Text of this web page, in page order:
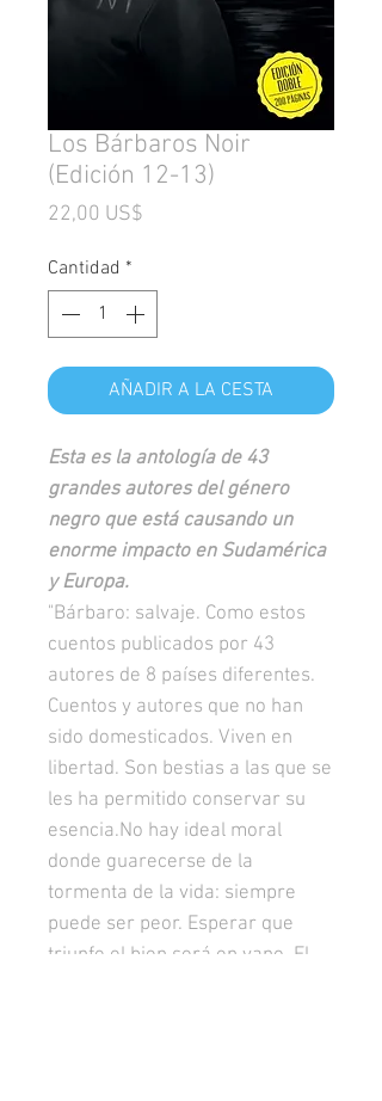
Los Bárbaros Noir
(Edición 12-13)
22,00 US$
Cantidad *
AÑADIR A LA CESTA
Esta es la antología de 43
grandes autores del género
negro que está causando un
enorme impacto en Sudamérica
y Europa.
"Bárbaro: salvaje. Como estos
cuentos publicados por 43
autores de 8 países diferentes.
Cuentos y autores que no han
sido domesticados. Viven en
libertad. Son bestias a las que se
les ha permitido conservar su
esencia.No hay ideal moral
donde guarecerse de la
tormenta de la vida: siempre
puede ser peor. Esperar que
triunfe el bien será en vano. El